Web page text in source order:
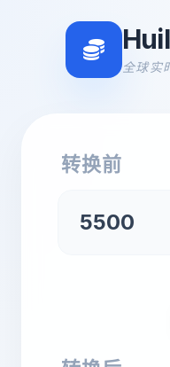
全球实
转换前